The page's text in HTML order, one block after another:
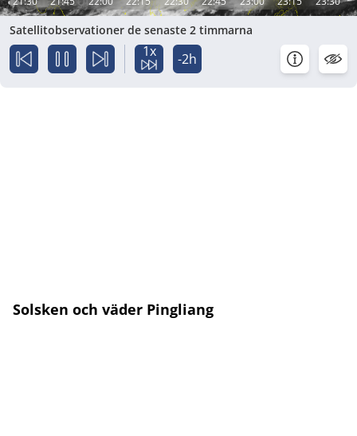
Satellitobservationer de senaste 2 timmarna
1x -2h
Solsken och väder Pingliang